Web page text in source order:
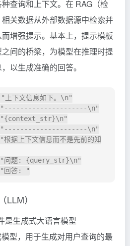
查询和上下文。在 RAG（检
关数据从外部数据源中检索并
增强提示。基本上，提示模板
间的桥梁，为模型在推理时提
以生成准确的回答。
"上下文信息如下。 \n"
"---------------------\n"
"{context_str}\n"
"---------------------\n"
"根据上下文信息而不是先前的知
"问题: {query_str}\n"
"回答: "
）
是生成式大语言模型
模型，用于生成对用户查询的最